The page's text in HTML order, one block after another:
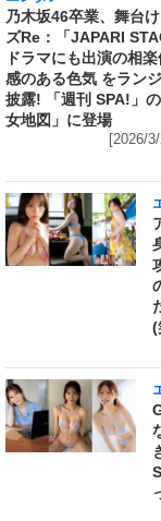
乃木坂46卒業、舞台
ズRe：「JAPARI
ドラマにも出演の相
感のある色気 をラン
披露! 「週刊 SPA!」
女地図」に登場
[2026/
(